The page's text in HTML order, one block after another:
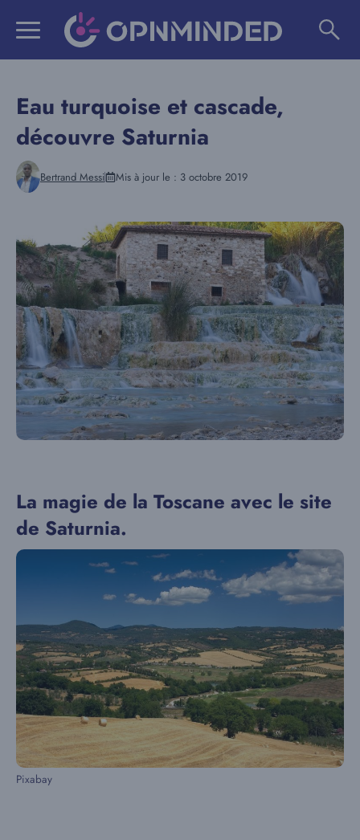
Eau turquoise et cascade,
découvre Saturnia
Bertrand Messi Mis à jour le : 3 octobre 2019
La magie de la Toscane avec le site
de Saturnia.
Pixabay